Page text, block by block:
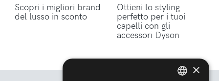
Scopri i migliori brand
del lusso in sconto
Ottieni lo styling
perfetto per i tuoi
capelli con gli
accessori Dyson
×